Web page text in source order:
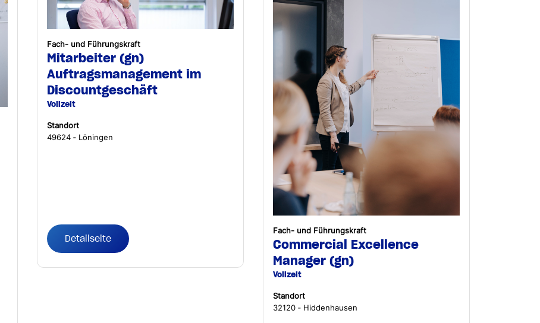
Fach- und Führungskraft
Mitarbeiter (gn)
Auftragsmanagement im
Discountgeschäft
Vollzeit
Standort
49624 ‐ Löningen
Detailseite
Fach- und Führungskraft
Commercial Excellence
Manager (gn)
Vollzeit
Standort
32120 ‐ Hiddenhausen